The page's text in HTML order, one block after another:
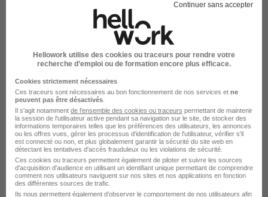
Aide Ménager à Domicile H/F
Cornille - Osse CDI 12,31 - 15 € / heure
Voir l’offre
Employé de Ménage à Domicile H/F
Antony - Vanves - 92 CDI 12,31 - 15,02 € / heure
Continuer sans accepter
Hellowork utilise des cookies ou traceurs pour rendre votre
recherche d’emploi ou de formation encore plus efficace.
Cookies strictement nécessaires
Ces traceurs sont nécessaires au bon fonctionnement de nos services et ne
peuvent pas être désactivés
Il s'agit notamment de l'ensemble des cookies ou traceurs permettant de maintenir
la session de l'utilisateur active pendant sa navigation sur le site, de stocker des
informations temporaires telles que les préférences des utilisateurs, les annonces
ou les offres vues, gérer les processus d'identification de l'utilisateur, vérifier s'il
est connecté ou non, et plus globalement garantir la sécurité du site web en
détectant les tentatives d'accès frauduleux ou les violations de sécurité.
Ces cookies ou traceurs permettent également de piloter et suivre les sources
d'acquisition d'audience en utilisant un identifiant unique permettant de comprendre
comment nos utilisateurs naviguent sur nos sites et nos applications en fonction
des différentes sources de trafic.
Ils nous permettent également d’observer le comportement de nos utilisateurs afin